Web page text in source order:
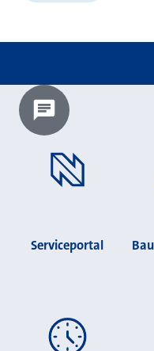
Chatbot laden?
Serviceportal